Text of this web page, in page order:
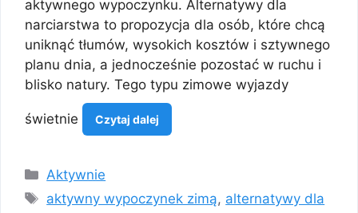
aktywnego wypoczynku. Alternatywy dla
narciarstwa to propozycja dla osób, które chcą
uniknąć tłumów, wysokich kosztów i sztywnego
planu dnia, a jednocześnie pozostać w ruchu i
blisko natury. Tego typu zimowe wyjazdy
świetnie Czytaj dalej
Kategorie
Aktywnie
Tagi
aktywny wypoczynek zimą, alternatywy dla